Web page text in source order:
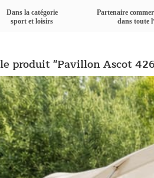
Dans la catégorie
sport et loisirs
Partenaire
dans toute
produit "Pavillon Ascot